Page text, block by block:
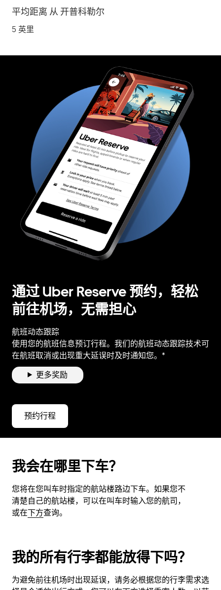
平均距离 从 开普科勒尔
5 英里
通过 Uber Reserve 预约，轻松
前往机场，无需担心
航班动态跟踪
使用您的航班信息预订行程。我们的航班动态跟踪技术可
在航班取消或出现重大延误时及时通知您。*
更多奖励
预约行程
我会在哪里下车？
您将在您叫车时指定的航站楼路边下车。如果您不
清楚自己的航站楼，可以在叫车时输入您的航司，
或在下方查询。
我的所有行李都能放得下吗？
为避免前往机场时出现延误，请务必根据您的行李需求选